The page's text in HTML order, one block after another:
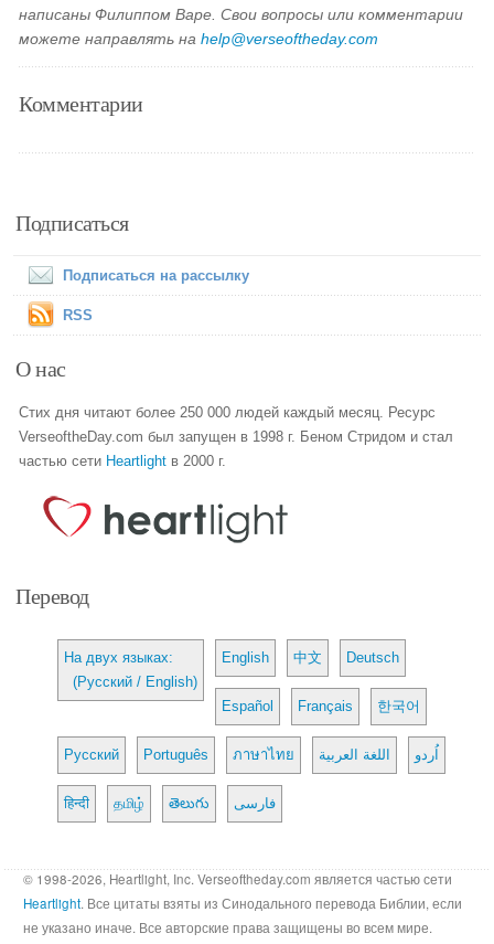
написаны Филиппом Варе. Свои вопросы или комментарии
можете направлять наhelp@verseoftheday.com
Комментарии
Подписаться
Подписаться на рассылку
RSS
О нас
Стих дня читают более 250 000 людей каждый месяц. Ресурс
VerseoftheDay.com был запущен в 1998 г. Беном Стридом и стал
частью сети Heartlight в 2000 г.
Перевод
На двух языках:
(Русский / English)
English 中文 Deutsch
Español Français 한국어
Русский Português ภาษาไทย اللغة العربية اُردو
हिन्दी தமிழ் తెలుగు فارسی
© 1998-2026, Heartlight, Inc. Verseoftheday.com является частью сети
Heartlight. Все цитаты взяты из Синодального перевода Библии, если
не указано иначе. Все авторские права защищены во всем мире.